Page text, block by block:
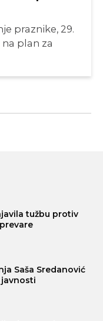
praznike, 29.
plan za
tužbu protiv
Saša Sredanović